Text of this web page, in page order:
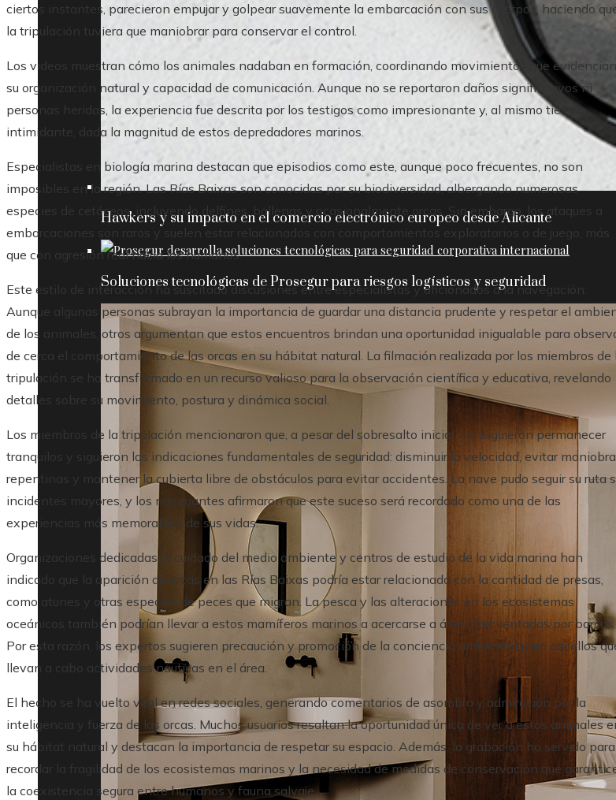
Hawkers y su impacto en el comercio electrónico europeo desde Alicante
Soluciones tecnológicas de Prosegur para riesgos logísticos y seguridad
ciertos instantes, parecieron empujar y golpear suavemente la embarcación con sus cuerpos, haciendo
la tripulación tuviera que maniobrar para conservar el control.
Los videos muestran cómo los animales nadaban en formación, coordinando movimientos que evidencian
su organización natural y capacidad de comunicación. Aunque no se reportaron daños significativos ni
personas heridas, la experiencia fue descrita por los testigos como impresionante y, al mismo tiempo,
intimidante, dada la magnitud de estos depredadores marinos.
Especialistas en biología marina destacan que episodios como este, aunque poco frecuentes, no son
imposibles en la región. Las Rías Baixas son conocidas por su biodiversidad, albergando numerosas
especies de cetáceos, incluyendo delfines, ballenas y ocasionalmente orcas. Sin embargo, los ataques a
embarcaciones son raros y suelen estar relacionados con comportamientos exploratorios o de juego, más
que con agresión real hacia los humanos.
Este estilo de interacción ha suscitado discusiones entre especialistas y aficionados a la navegación.
Aunque algunas personas subrayan la importancia de guardar una distancia prudente y respetar el
de los animales, otros argumentan que estos encuentros brindan una oportunidad inigualable para
de cerca el comportamiento de las orcas en su hábitat natural. La filmación realizada por los miembros de
tripulación se ha transformado en un recurso valioso para la observación científica y educativa, revelando
detalles sobre su movimiento, postura y dinámica social.
Los miembros de la tripulación mencionaron que, a pesar del sobresalto inicial, consiguieron permanecer
tranquilos y siguieron las indicaciones fundamentales de seguridad: disminuir la velocidad, evitar
repentinas y mantener la cubierta libre de obstáculos para evitar accidentes. La nave pudo seguir su ruta
incidentes mayores, y los navegantes afirmaron que este suceso será recordado como una de las
experiencias más memorables de sus vidas.
Organizaciones dedicadas al cuidado del medio ambiente y centros de estudio de la vida marina han
indicado que la aparición de orcas en las Rías Baixas podría estar relacionada con la cantidad de presas,
como atunes y otras especies de peces que migran. La pesca y las alteraciones en los ecosistemas
oceánicos también podrían llevar a estos mamíferos marinos a acercarse a áreas frecuentadas por barcos.
Por esta razón, los expertos sugieren precaución y promoción de la conciencia ambiental para aquellos
llevan a cabo actividades náuticas en el área.
El hecho se ha vuelto viral en redes sociales, generando comentarios de asombro y admiración por la
inteligencia y fuerza de las orcas. Muchos usuarios resaltan la oportunidad única de ver a estos animales
su hábitat natural y destacan la importancia de respetar su espacio. Además, la grabación ha servido para
recordar la fragilidad de los ecosistemas marinos y la necesidad de medidas de conservación que
la coexistencia segura entre humanos y fauna salvaje.